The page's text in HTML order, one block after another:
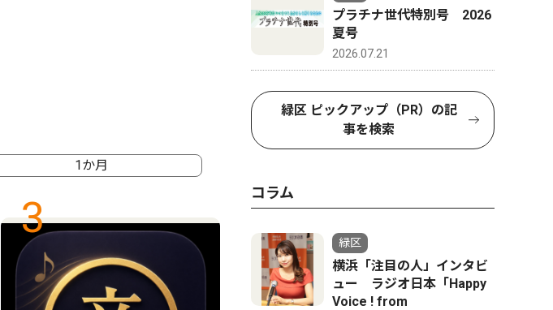
1か月
3 4
プラチナ世代特別号 2026
夏号
2026.07.21
緑区 ピックアップ（PR）の記
事を検索
コラム
緑区
横浜「注目の人」インタビ
ュー ラジオ日本「Happy
Voice ! from